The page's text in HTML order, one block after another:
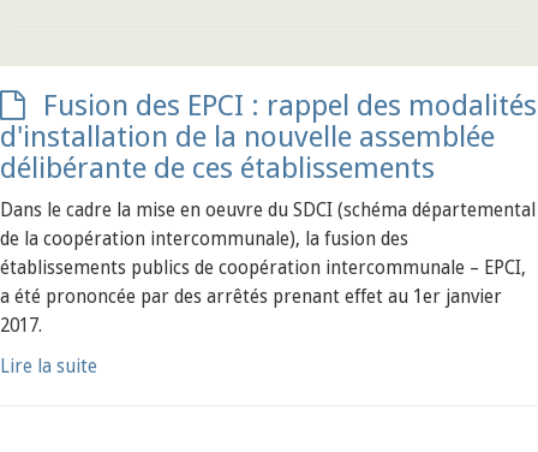
Fusion des EPCI : rappel des modalités
d'installation de la nouvelle assemblée
délibérante de ces établissements
Dans le cadre la mise en oeuvre du SDCI (schéma départemental
de la coopération intercommunale), la fusion des
établissements publics de coopération intercommunale – EPCI,
a été prononcée par des arrêtés prenant effet au 1er janvier
2017.
Lire la suite